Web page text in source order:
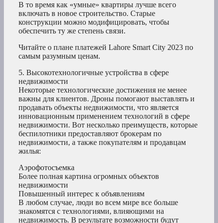
В то время как «умные» квартиры лучше всего
включать в новое строительство. Старые
конструкции можно модифицировать, чтобы
обеспечить ту же степень связи.
Читайте о плане платежей Lahore Smart City 2023 по
самым разумным ценам.
5. Высокотехнологичные устройства в сфере
недвижимости
Некоторые технологические достижения не менее
важны для клиентов. Дроны помогают выставлять и
продавать объекты недвижимости, что является
инновационным применением технологий в сфере
недвижимости. Вот несколько преимуществ, которые
беспилотники предоставляют брокерам по
недвижимости, а также покупателям и продавцам
жилья:
Аэрофотосъемка
Более полная картина огромных объектов
недвижимости
Повышенный интерес к объявлениям
В любом случае, люди во всем мире все больше
знакомятся с технологиями, влияющими на
недвижимость. В результате возможности будут